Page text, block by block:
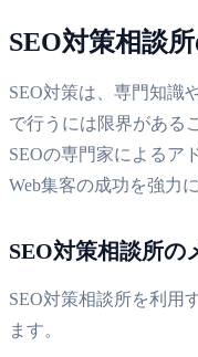
SEO対策相談
SEO対策は、専門知識
で行うには限界がある
SEOの専門家によるア
Web集客の成功を強力
SEO対策相談所の
SEO対策相談所を利用
ます。